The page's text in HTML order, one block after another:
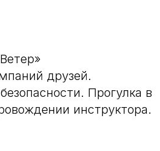
друзей.
Прогулка в
инструктора.